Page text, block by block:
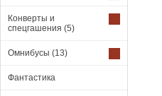
Конверты и
спецгашения (5)
Омнибусы (13)
Фантастика